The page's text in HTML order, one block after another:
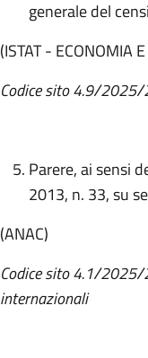
generale del
(ISTAT - ECONOMIA
Codice sito 4.9/2025/
Parere, ai sensi
2013, n. 33, su
(ANAC)
Codice sito 4.1/
internazionali